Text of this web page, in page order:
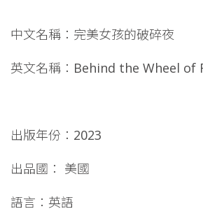
中文名稱：完美女孩的破碎夜
英文名稱：Behind the Wheel of
出版年份：2023
出品國： 美國
語言：英語